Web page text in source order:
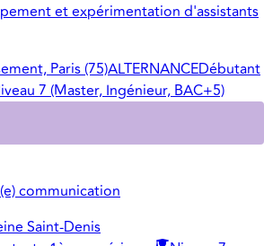
et expérimentation d'assistants
Paris (75)ALTERNANCEDébutant
7 (Master, Ingénieur, BAC+5)
communication
Saint-Denis